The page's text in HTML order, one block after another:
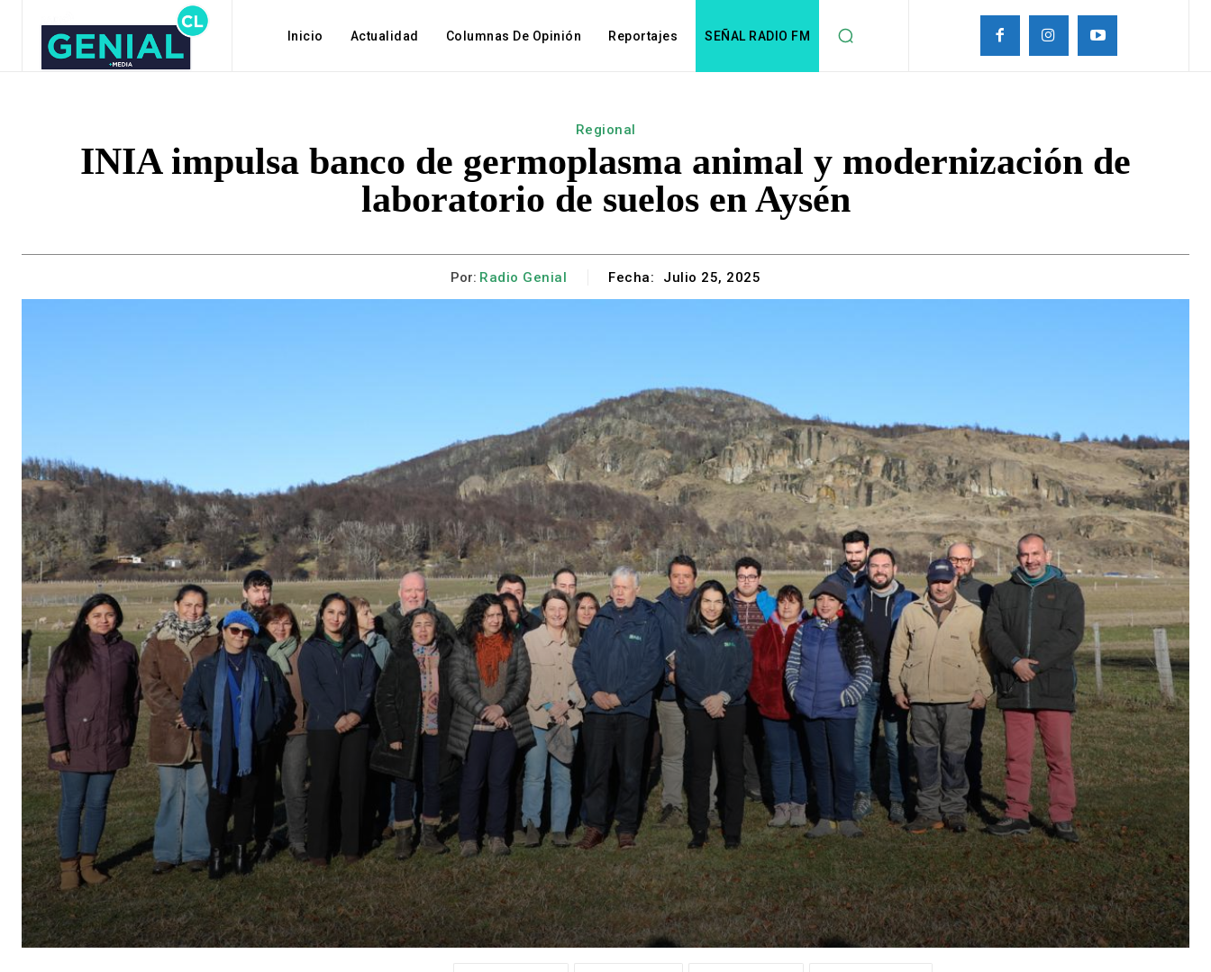
Inicio Actualidad Columnas De Opinión Reportajes SEÑAL RADIO FM
Regional
INIA impulsa banco de germoplasma animal y modernización de
laboratorio de suelos en Aysén
Por: Radio Genial Fecha: Julio 25, 2025